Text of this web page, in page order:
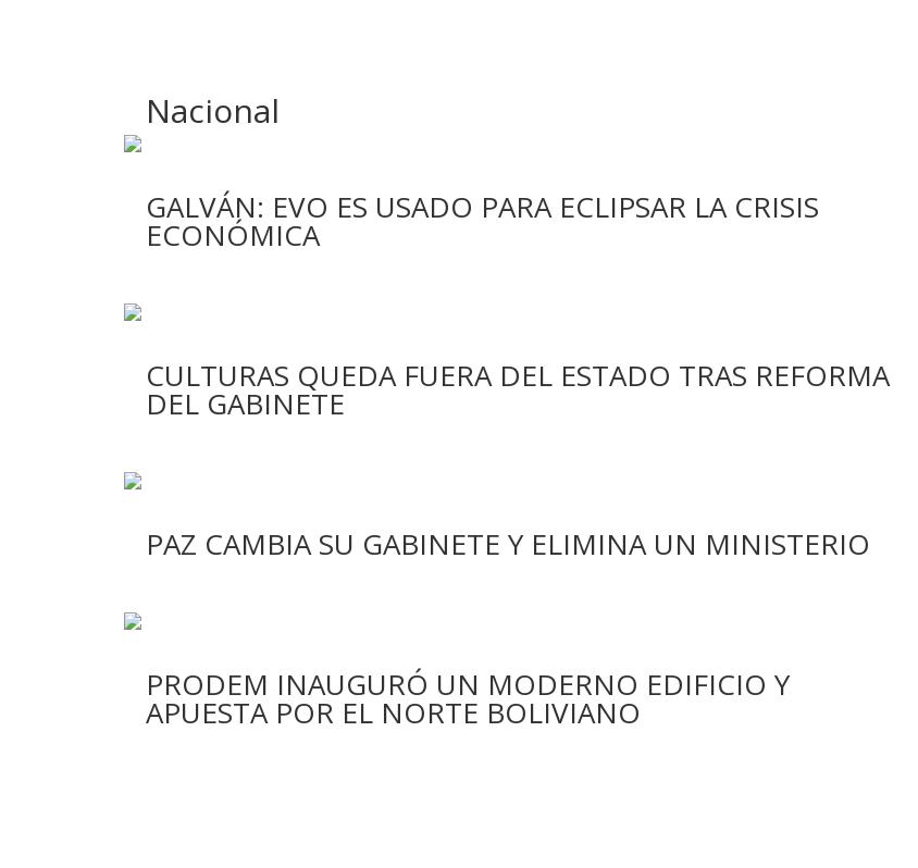
Nacional
GALVÁN: EVO ES USADO PARA ECLIPSAR LA CRISIS
ECONÓMICA
CULTURAS QUEDA FUERA DEL ESTADO TRAS REFORMA
DEL GABINETE
PAZ CAMBIA SU GABINETE Y ELIMINA UN MINISTERIO
PRODEM INAUGURÓ UN MODERNO EDIFICIO Y
APUESTA POR EL NORTE BOLIVIANO